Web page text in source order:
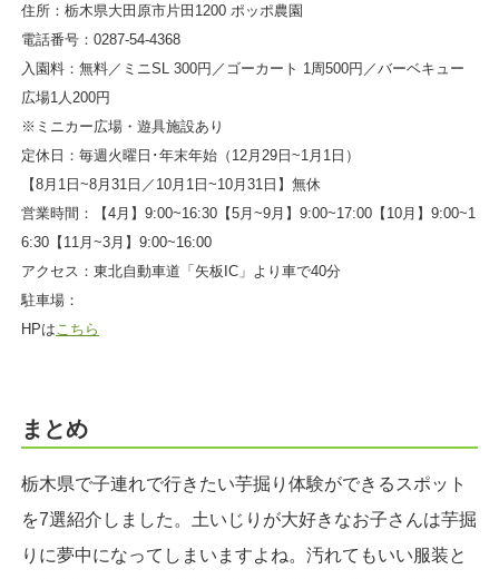
住所：栃木県大田原市片田1200 ポッポ農園
電話番号：0287-54-4368
入園料：無料／ミニSL 300円／ゴーカート 1周500円／バーベキュー
広場1人200円
※ミニカー広場・遊具施設あり
定休日：毎週火曜日･年末年始（12月29日~1月1日）
【8月1日~8月31日／10月1日~10月31日】無休
営業時間：【4月】9:00~16:30【5月~9月】9:00~17:00【10月】9:00~1
6:30【11月~3月】9:00~16:00
アクセス：東北自動車道「矢板IC」より車で40分
駐車場：
HPは こちら
まとめ
栃木県で子連れで行きたい芋掘り体験ができるスポット
を7選紹介しました。土いじりが大好きなお子さんは芋掘
りに夢中になってしまいますよね。汚れてもいい服装と